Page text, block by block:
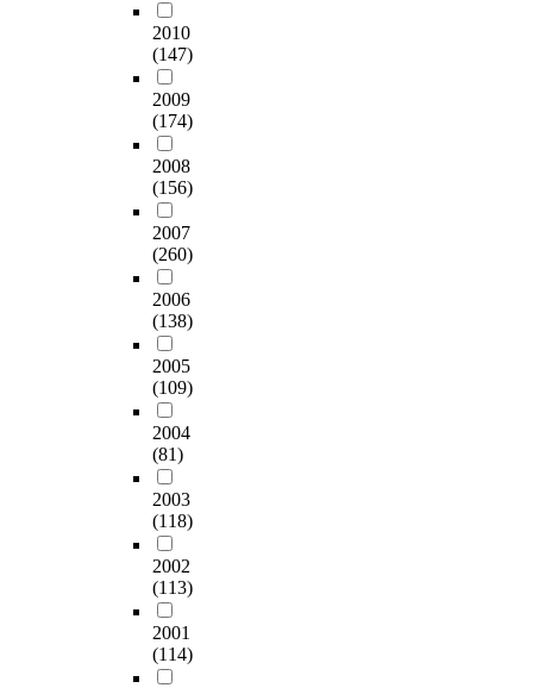
2010
(147)
2009
(174)
2008
(156)
2007
(260)
2006
(138)
2005
(109)
2004
(81)
2003
(118)
2002
(113)
2001
(114)